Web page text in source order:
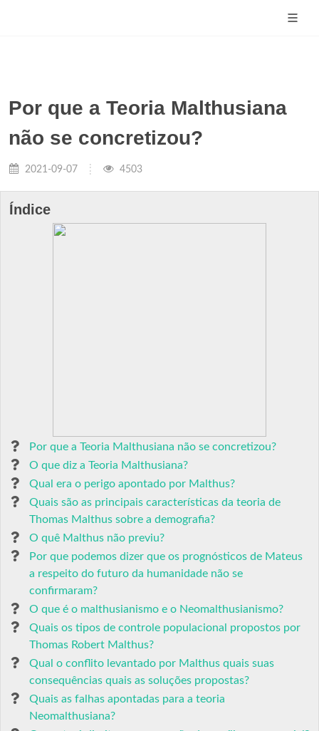
Por que a Teoria Malthusiana
não se concretizou?
2021-09-07 4503
Índice
Por que a Teoria Malthusiana não se concretizou?
O que diz a Teoria Malthusiana?
Qual era o perigo apontado por Malthus?
Quais são as principais características da teoria de
Thomas Malthus sobre a demografia?
O quê Malthus não previu?
Por que podemos dizer que os prognósticos de Mateus
a respeito do futuro da humanidade não se
confirmaram?
O que é o malthusianismo e o Neomalthusianismo?
Quais os tipos de controle populacional propostos por
Thomas Robert Malthus?
Qual o conflito levantado por Malthus quais suas
consequências quais as soluções propostas?
Quais as falhas apontadas para a teoria
Neomalthusiana?